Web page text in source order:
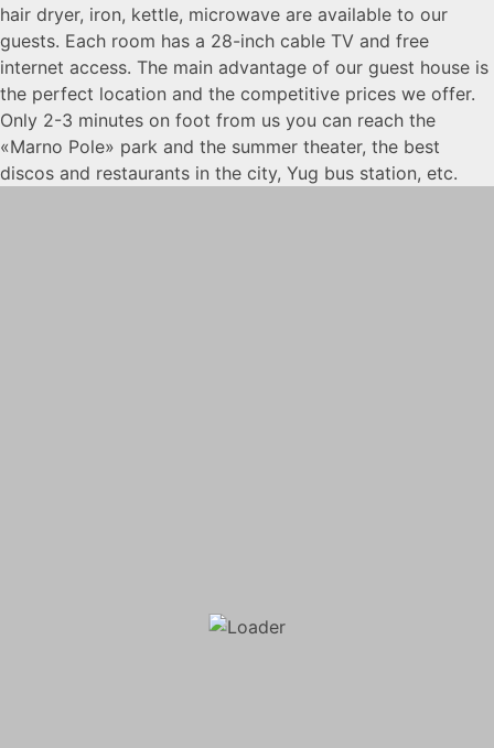
hair dryer, iron, kettle, microwave are available to our
guests. Each room has a 28-inch cable TV and free
internet access. The main advantage of our guest house is
the perfect location and the competitive prices we offer.
Only 2-3 minutes on foot from us you can reach the
«Marno Pole» park and the summer theater, the best
discos and restaurants in the city, Yug bus station, etc.